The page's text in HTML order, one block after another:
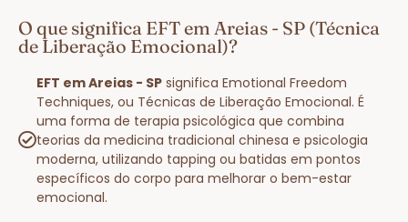
O que significa EFT em Areias - SP (Técnica
de Liberação Emocional)?
EFT em Areias - SP significa Emotional Freedom
Techniques, ou Técnicas de Liberação Emocional. É
uma forma de terapia psicológica que combina
teorias da medicina tradicional chinesa e psicologia
moderna, utilizando tapping ou batidas em pontos
específicos do corpo para melhorar o bem-estar
emocional.